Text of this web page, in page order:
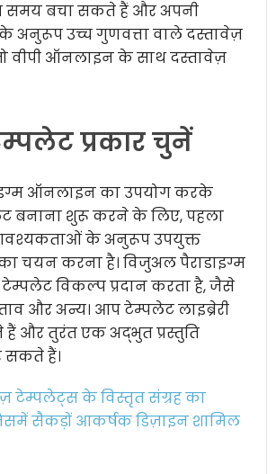
बचा सकते हैं और अपनी
उच्च गुणवत्ता वाले दस्तावेज़
वीपी ऑनलाइन के साथ दस्तावेज़
प्रकार चुनें
ऑनलाइन का उपयोग करके
बनाना शुरू करने के लिए, पहला
के अनुरूप उपयुक्त
चयन करना है। विजुअल पैराडाइग्म
विकल्प प्रदान करता है, जैसे
और अन्य। आप टेम्पलेट लाइब्रेरी
और तुरंत एक अद्भुत प्रस्तुति
सकते हैं।
टेम्पलेट्स के विस्तृत संग्रह का
सैकड़ों आकर्षक डिज़ाइन शामिल